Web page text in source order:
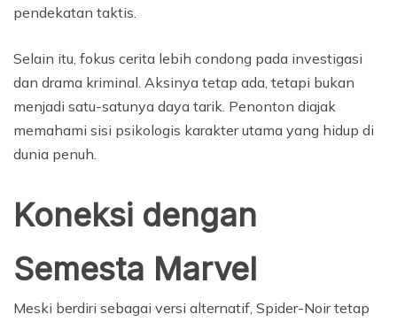
pendekatan taktis.
Selain itu, fokus cerita lebih condong pada investigasi
dan drama kriminal. Aksinya tetap ada, tetapi bukan
menjadi satu-satunya daya tarik. Penonton diajak
memahami sisi psikologis karakter utama yang hidup di
dunia penuh.
Koneksi dengan
Semesta Marvel
Meski berdiri sebagai versi alternatif, Spider-Noir tetap